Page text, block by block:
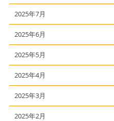
2025年7月
2025年6月
2025年5月
2025年4月
2025年3月
2025年2月